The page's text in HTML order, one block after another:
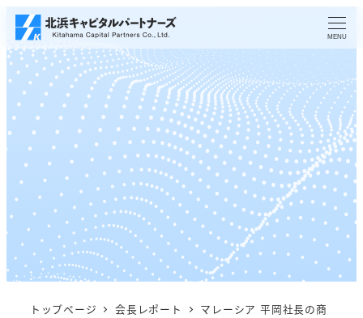
メ
イ
ン
コ
ン
テ
ン
へ
移
MENU
トップページ 会長レポート
マレーシア 平岡社長の商